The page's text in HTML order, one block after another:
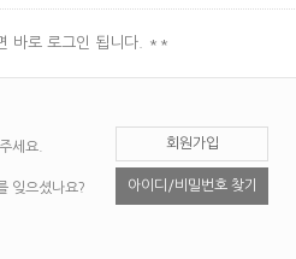
바로 로그인 됩니다. **
세요. 회원가입
잊으셨나요? 아이디/비밀번호 찾기